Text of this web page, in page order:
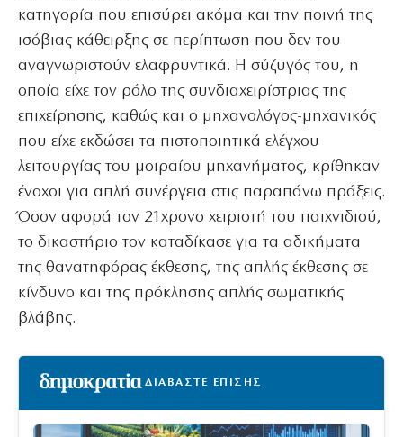
κατηγορία που επισύρει ακόμα και την ποινή της
ισόβιας κάθειρξης σε περίπτωση που δεν του
αναγνωριστούν ελαφρυντικά. Η σύζυγός του, η
οποία είχε τον ρόλο της συνδιαχειρίστριας της
επιχείρησης, καθώς και ο μηχανολόγος-μηχανικός
που είχε εκδώσει τα πιστοποιητικά ελέγχου
λειτουργίας του μοιραίου μηχανήματος, κρίθηκαν
ένοχοι για απλή συνέργεια στις παραπάνω πράξεις.
Όσον αφορά τον 21χρονο χειριστή του παιχνιδιού,
το δικαστήριο τον καταδίκασε για τα αδικήματα
της θανατηφόρας έκθεσης, της απλής έκθεσης σε
κίνδυνο και της πρόκλησης απλής σωματικής
βλάβης.
ΔΙΑΒΑΣΤΕ ΕΠΙΣΗΣ